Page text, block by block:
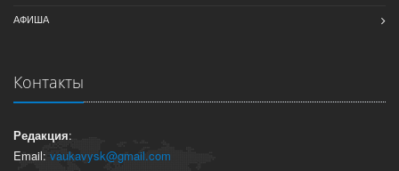
АФИША
Контакты
Редакция:
Email: vaukavysk@gmail.com